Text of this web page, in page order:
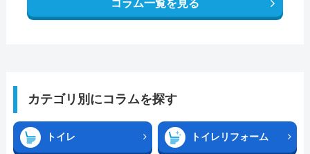
コラム一覧を見る
カテゴリ別にコラムを探す
トイレ トイレリフォーム